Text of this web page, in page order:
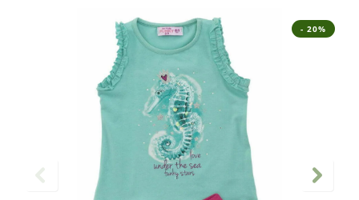
- 20%